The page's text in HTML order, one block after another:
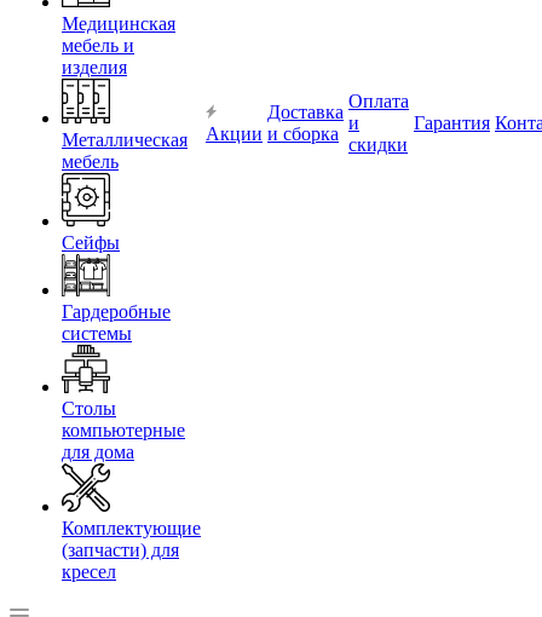
Медицинская
мебель и
изделия
Металлическая
мебель
Сейфы
Гардеробные
системы
Столы
компьютерные
для дома
Комплектующие
(запчасти) для
кресел
Акции
Доставка
и сборка
Оплата
и
скидки
Гарантия